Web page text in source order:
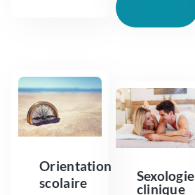
Orientation
scolaire
Sexologie
clinique